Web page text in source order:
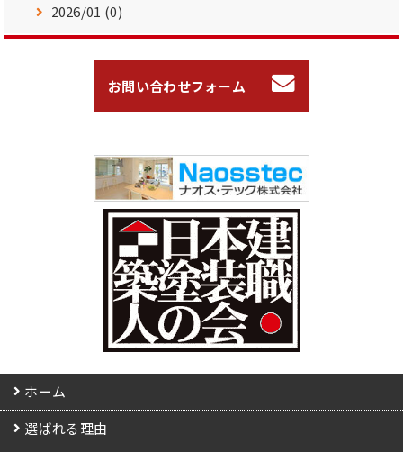
2026/01 (0)
お問い合わせフォーム
ホーム
選ばれる理由